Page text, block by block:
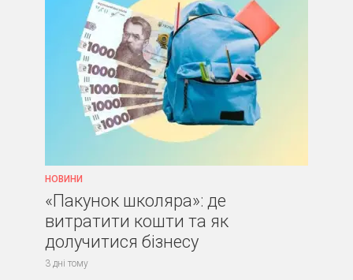
НОВИНИ
«Пакунок школяра»: де
витратити кошти та як
долучитися бізнесу
3 дні тому